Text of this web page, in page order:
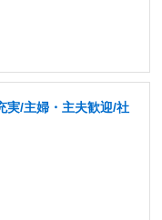
実/主婦・主夫歓迎/社